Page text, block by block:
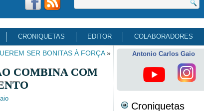
CRONIQUETAS EDITOR COLABORADORES
SER BONITAS À FORÇA»
COMBINA COM
Antonio Carlos Gaio
Croniquetas